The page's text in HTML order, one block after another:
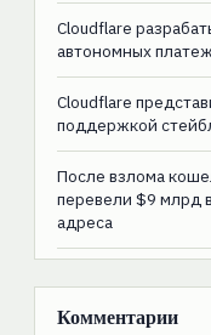
Cloudflare
автономных
Cloudflare
поддержкой
После взлома
перевели $9 млрд
адреса
Комментарии